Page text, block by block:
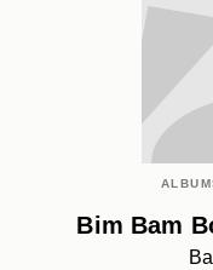
Bim Bam